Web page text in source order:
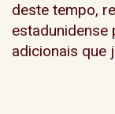
deste tempo,
estadunidense
adicionais que